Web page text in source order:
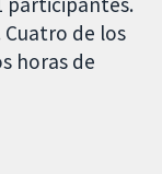
de los
horas de